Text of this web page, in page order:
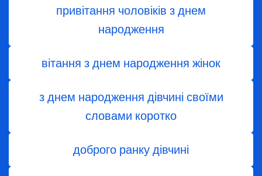
привітання чоловіків з днем
народження
вітання з днем ​​народження жінок
з днем ​​народження дівчині своїми
словами коротко
доброго ранку дівчині